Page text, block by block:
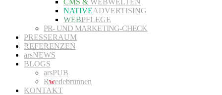
NATIVEADVERTISING
WEBPFLEGE
PR- UND MARKETING-CHECK
PRESSERAUM
REFERENZEN
arsNEWS
BLOGS
arsPUB
Rwedebrunnen
KONTAKT